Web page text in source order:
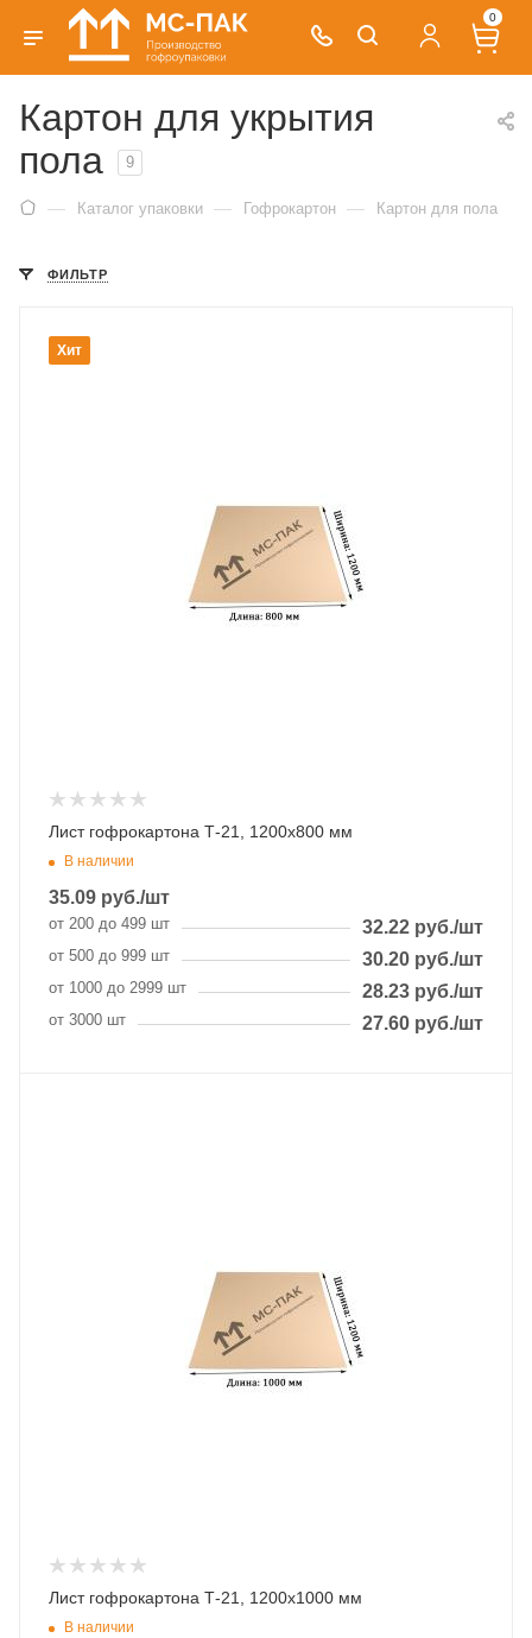
0
Картон для укрытия
пола
9
— Каталог упаковки — Гофрокартон — Картон для пола
ФИЛЬТР
Хит
Лист гофрокартона Т-21, 1200х800 мм
В наличии
35.09 руб./шт
от 200 до 499 шт 32.22 руб./шт
от 500 до 999 шт 30.20 руб./шт
от 1000 до 2999 шт 28.23 руб./шт
от 3000 шт 27.60 руб./шт
Лист гофрокартона Т-21, 1200х1000 мм
В наличии